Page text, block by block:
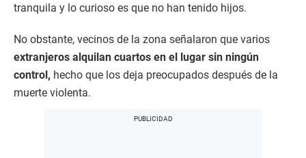
tranquila y lo curioso es que no han tenido hijos.
No obstante, vecinos de la zona señalaron que varios
extranjeros alquilan cuartos en el lugar sin ningún
control, hecho que los deja preocupados después de la
muerte violenta.